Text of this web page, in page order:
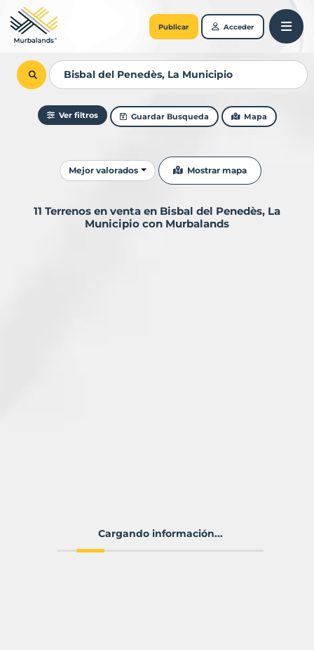
Publicar Acceder
Ver filtros Guardar Busqueda Mapa
Ordenar resultados
Mejor valorados Mostrar mapa
11 Terrenos en venta en Bisbal del Penedès, La
Municipio con Murbalands
Cargando información...